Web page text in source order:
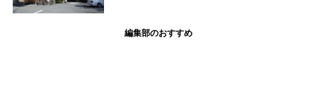
編集部のおすすめ